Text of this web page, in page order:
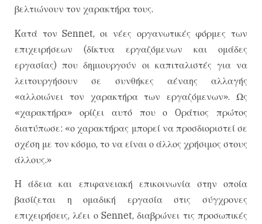
βελτιώνουν τον χαρακτήρα τους.
Kατά τον Sennet, οι νέες οργανωτικές φόρμες των
επιχειρήσεων (δίκτυα εργαζόμενων και ομάδες
εργασίας) που δημιουργούν οι καπιταλιστές για να
λειτουργήσουν σε συνθήκες αέναης αλλαγής
«αλλοιώνει τον χαρακτήρα των εργαζόμενων». Ως
«χαρακτήρα» ορίζει αυτό που ο Oράτιος πρώτος
διατύπωσε: «ο χαρακτήρας μπορεί να προσδιοριστεί σε
σχέση με τον κόσμο, το να είναι ο άλλος χρήσιμος στους
άλλους.»
H άδεια και επιφανειακή επικοινωνία στην οποία
βασίζεται η ομαδική εργασία στις σύγχρονες
επιχειρήσεις, λέει ο Sennet, διαβρώνει τις προσωπικές